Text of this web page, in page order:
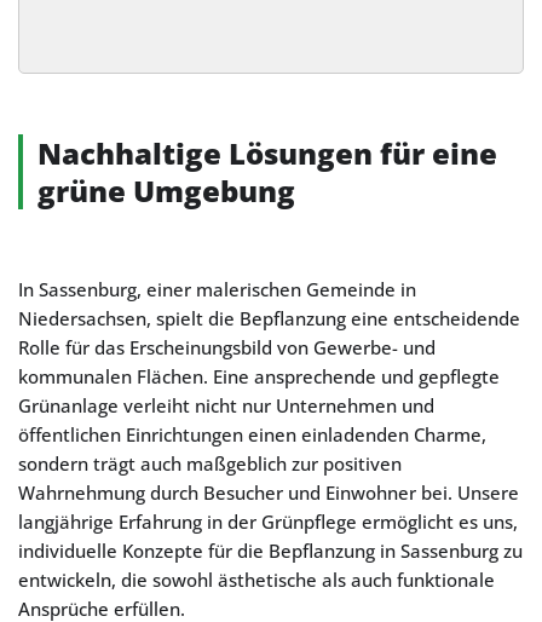
Alternative:
Nachhaltige Lösungen für eine
grüne Umgebung
In Sassenburg, einer malerischen Gemeinde in
Niedersachsen, spielt die Bepflanzung eine entscheidende
Rolle für das Erscheinungsbild von Gewerbe- und
kommunalen Flächen. Eine ansprechende und gepflegte
Grünanlage verleiht nicht nur Unternehmen und
öffentlichen Einrichtungen einen einladenden Charme,
sondern trägt auch maßgeblich zur positiven
Wahrnehmung durch Besucher und Einwohner bei. Unsere
langjährige Erfahrung in der Grünpflege ermöglicht es uns,
individuelle Konzepte für die Bepflanzung in Sassenburg zu
entwickeln, die sowohl ästhetische als auch funktionale
Ansprüche erfüllen.